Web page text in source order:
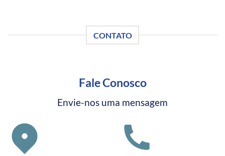
CONTATO
Fale Conosco
Envie-nos uma mensagem